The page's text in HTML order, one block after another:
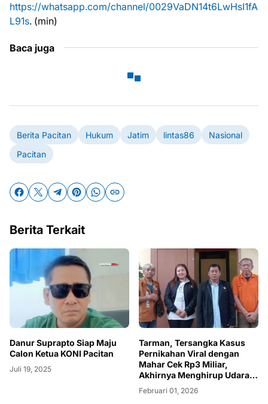
https://whatsapp.com/channel/0029VaDN14t6LwHsI1fA
L91s. (min)
Baca juga
Berita Pacitan Hukum Jatim lintas86
Nasional
Pacitan
Berita Terkait
Danur Suprapto Siap Maju
Calon Ketua KONI Pacitan
Juli 19, 2025
Tarman, Tersangka Kasus
Pernikahan Viral dengan
Mahar Cek Rp3 Miliar,
Akhirnya Menghirup Udara
Bebas
Februari 01, 2026